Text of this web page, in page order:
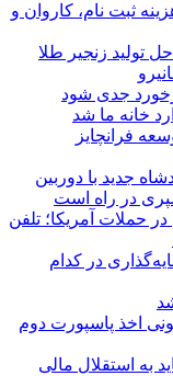
کامل هزینه ثبت نام، کاروان و
تولید زنجیر طلا
جدی شود
خانه ما شد
فرانچایز
شیائومی ۱۸ پرو/ پادشاه جدید با دوربین
در حملات آمریکا؛ تلفن
در کدام
اخذ پاسپورت دوم
به استقلال مالی